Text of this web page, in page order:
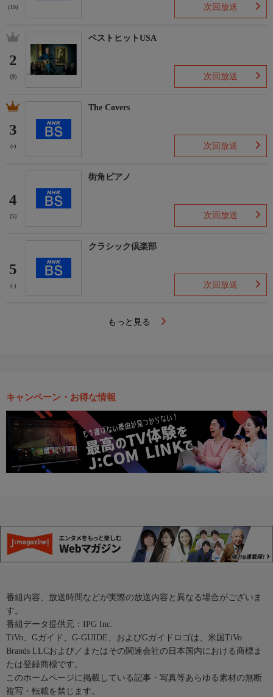
(10) 次回放送
2
(9)
ベストヒットUSA
次回放送
3
(-)
The Covers
次回放送
4
(5)
街角ピアノ
次回放送
5
(-)
クラシック倶楽部
次回放送
もっと見る
キャンペーン・お得な情報
番組内容、放送時間などが実際の放送内容と異なる場合がございま
す。
番組データ提供元：IPG Inc.
TiVo、Gガイド、G-GUIDE、およびGガイドロゴは、米国TiVo
Brands LLCおよび／またはその関連会社の日本国内における商標ま
たは登録商標です。
このホームページに掲載している記事・写真等あらゆる素材の無断
複写・転載を禁じます。